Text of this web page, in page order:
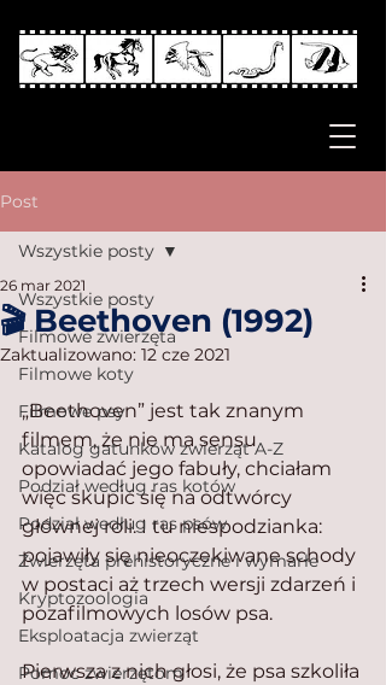
Post
Wszystkie posty
Filmowe zwierzęta
Filmowe koty
Filmowe psy
Katalog gatunków zwierząt A-Z
Podział według ras kotów
Podział według ras psów
Zwierzęta prehistoryczne i wymarłe
Kryptozoologia
Eksploatacja zwierząt
Pomoc zwierzętom
Wszystkie posty
🎬 Beethoven (1992)
26 mar 2021
Zaktualizowano: 12 cze 2021
„Beethoven” jest tak znanym
filmem, że nie ma sensu
opowiadać jego fabuły, chciałam
więc skupić się na odtwórcy
głównej roli. I tu niespodzianka:
pojawiły się nieoczekiwane schody
w postaci aż trzech wersji zdarzeń i
pozafilmowych losów psa.
Pierwsza z nich głosi, że psa szkoliła